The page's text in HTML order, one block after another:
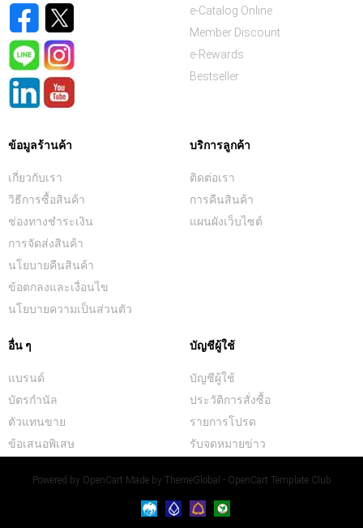
e-Catalog Online
Member Discount
e-Rewards
Bestseller
ข้อมูลร้านค้า
เกี่ยวกับเรา
วิธีการซื้อสินค้า
ช่องทางชำระเงิน
การจัดส่งสินค้า
นโยบายคืนสินค้า
ข้อตกลงและเงื่อนไข
นโยบายความเป็นส่วนตัว
บริการลูกค้า
ติดต่อเรา
การคืนสินค้า
แผนผังเว็บไซต์
อื่น ๆ
แบรนด์
บัตรกำนัล
ตัวแทนขาย
ข้อเสนอพิเสษ
บัญชีผู้ใช้
บัญชีผู้ใช้
ประวัติการสั่งซื้อ
รายการโปรด
รับจดหมายข่าว
Powered by OpenCart Made by ThemeGlobal - OpenCart Template Club